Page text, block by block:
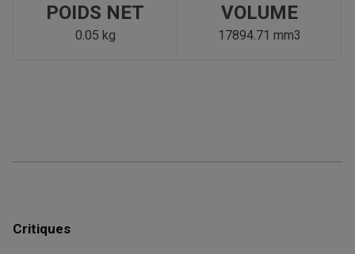
POIDS NET
0.05 kg
VOLUME
17894.71 mm3
Critiques